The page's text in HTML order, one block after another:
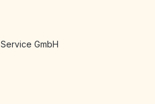
GmbH